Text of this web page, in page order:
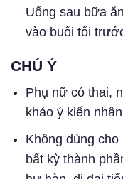
Uống sau bữa
vào buổi tối
CHÚ Ý
Phụ nữ có thai,
khảo ý kiến
Không dùng
bất kỳ thành